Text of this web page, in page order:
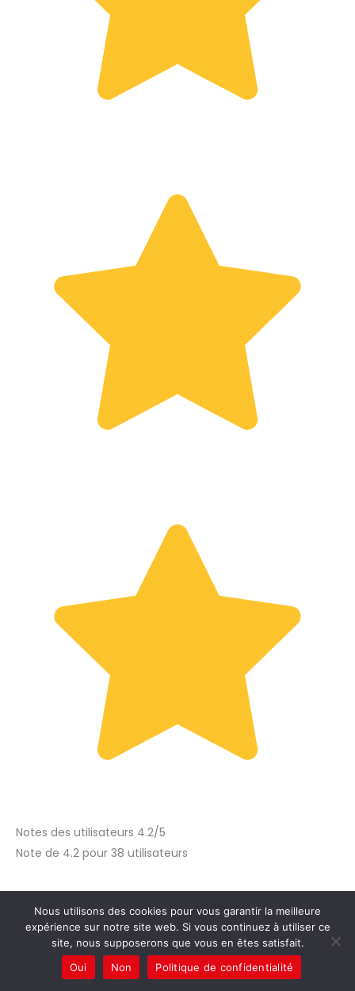
Notes des utilisateurs 4.2/5
Note de 4.2 pour 38 utilisateurs
Nous utilisons des cookies pour vous garantir la meilleure
expérience sur notre site web. Si vous continuez à utiliser ce
site, nous supposerons que vous en êtes satisfait.
Oui
Non Politique de confidentialité